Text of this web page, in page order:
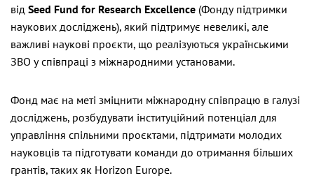
від Seed Fund for Research Excellence (Фонду підтримки
наукових досліджень), який підтримує невеликі, але
важливі наукові проєкти, що реалізуються українськими
ЗВО у співпраці з міжнародними установами.
Фонд має на меті зміцнити міжнародну співпрацю в галузі
досліджень, розбудувати інституційний потенціал для
управління спільними проєктами, підтримати молодих
науковців та підготувати команди до отримання більших
грантів, таких як Horizon Europe.